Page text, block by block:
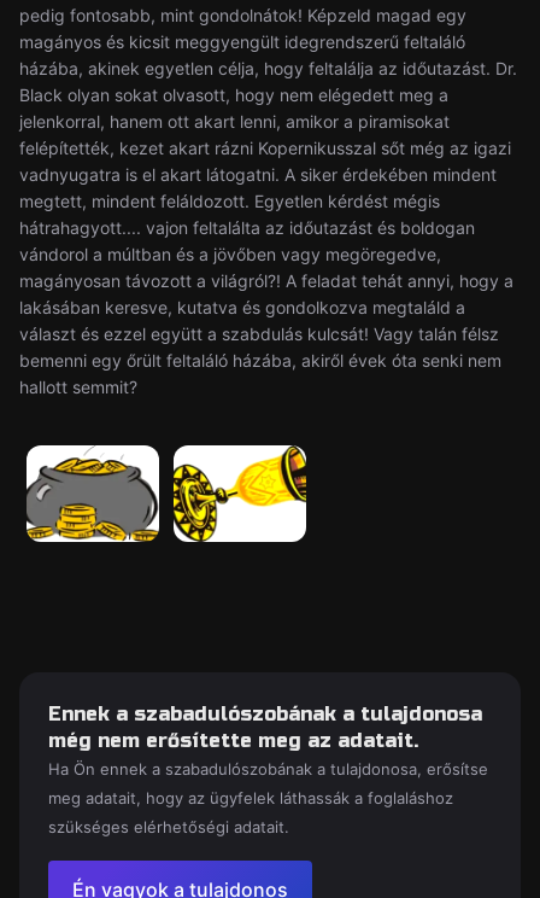
pedig fontosabb, mint gondolnátok! Képzeld magad egy
magányos és kicsit meggyengült idegrendszerű feltaláló
házába, akinek egyetlen célja, hogy feltalálja az időutazást. Dr.
Black olyan sokat olvasott, hogy nem elégedett meg a
jelenkorral, hanem ott akart lenni, amikor a piramisokat
felépítették, kezet akart rázni Kopernikusszal sőt még az igazi
vadnyugatra is el akart látogatni. A siker érdekében mindent
megtett, mindent feláldozott. Egyetlen kérdést mégis
hátrahagyott.... vajon feltalálta az időutazást és boldogan
vándorol a múltban és a jövőben vagy megöregedve,
magányosan távozott a világról?! A feladat tehát annyi, hogy a
lakásában keresve, kutatva és gondolkozva megtaláld a
választ és ezzel együtt a szabdulás kulcsát! Vagy talán félsz
bemenni egy őrült feltaláló házába, akiről évek óta senki nem
hallott semmit?
Ennek a szabadulószobának a tulajdonosa
még nem erősítette meg az adatait.
Ha Ön ennek a szabadulószobának a tulajdonosa, erősítse
meg adatait, hogy az ügyfelek láthassák a foglaláshoz
szükséges elérhetőségi adatait.
Én vagyok a tulajdonos